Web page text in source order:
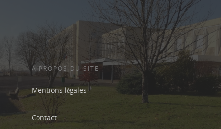
A PROPOS DU SITE
Mentions légales
Contact